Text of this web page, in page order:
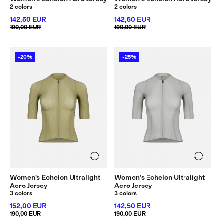
2 colors
142,50 EUR
190,00 EUR
2 colors
142,50 EUR
190,00 EUR
-20%
Women's Echelon Ultralight
Aero Jersey
3 colors
152,00 EUR
190,00 EUR
-25%
Women's Echelon Ultralight
Aero Jersey
3 colors
142,50 EUR
190,00 EUR